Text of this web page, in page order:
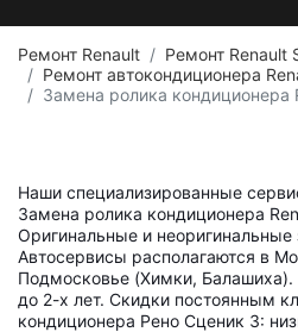
Ремонт Renault
Ремонт Renault
Ремонт автокондиционера
Замена ролика кондиционера
Наши специализированные
Замена ролика кондиционера
Оригинальные и неоригинальные
Автосервисы располагаются в
Подмосковье (Химки, Балашиха).
до 2-х лет. Скидки постоянным
кондиционера Рено Сценик 3: